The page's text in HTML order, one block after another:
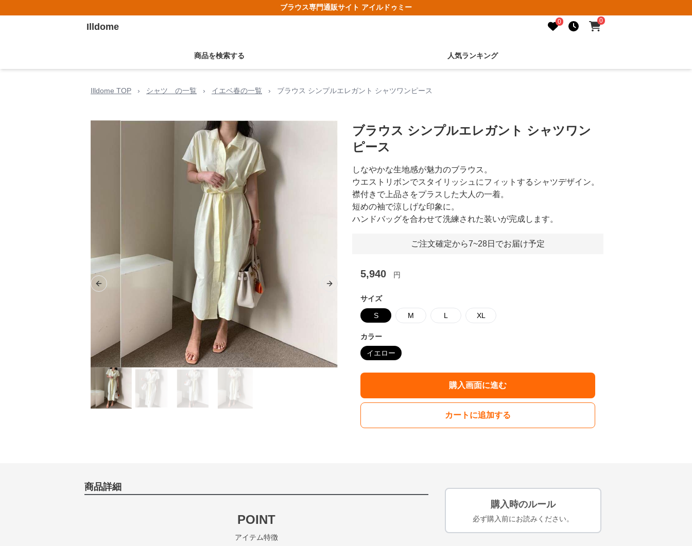
ブラウス専門通販サイト アイルドゥミー
Illdome 0 0
商品を検索する 人気ランキング
Illdome TOP › シャツ の一覧 › イエベ春の一覧 › ブラウス シンプルエレガント シャツワンピース
Previous slide Next slide
ブラウス シンプルエレガント シャツワン
ピース
しなやかな生地感が魅力のブラウス。
ウエストリボンでスタイリッシュにフィットするシャツデザイン。
襟付きで上品さをプラスした大人の一着。
短めの袖で涼しげな印象に。
ハンドバッグを合わせて洗練された装いが完成します。
ご注文確定から7~28日でお届け予定
5,940 円
サイズ
S M L XL
カラー
イエロー
購入画面に進む
カートに追加する
商品詳細
POINT
アイテム特徴
購入時のルール
必ず購入前にお読みください。